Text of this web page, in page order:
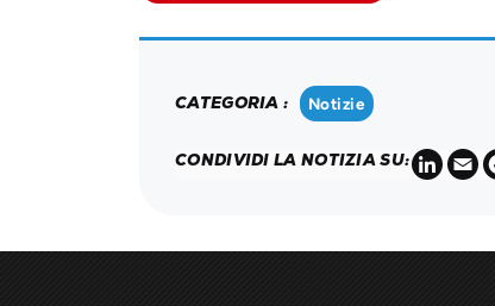
CATEGORIA : Notizie
CONDIVIDI LA NOTIZIA SU: